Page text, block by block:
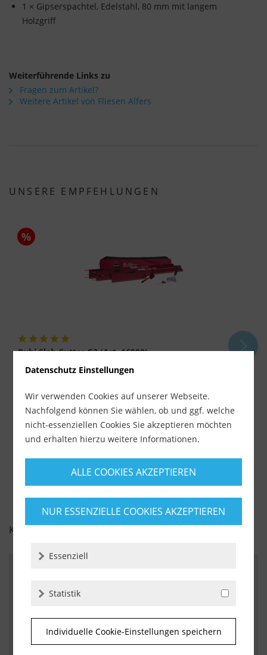
1 × Gipserspachtel, Edelstahl, 80 mm mit langem
Holzgriff
Weiterführende Links zu
Fragen zum Artikel?
Weitere Artikel von Fliesen Alfers
UNSERE EMPFEHLUNGEN
%
Rubi Slab Cutter G3 (Art. 16900)
583,90 €
inkl. MwSt.zzgl. Versandkosten
KUNDENBEWERTUNGEN FÜR
Von:
heiko korth
Datenschutz Einstellungen
Wir verwenden Cookies auf unserer Webseite.
Nachfolgend können Sie wählen, ob und ggf. welche
nicht-essenziellen Cookies Sie akzeptieren möchten
und erhalten hierzu weitere Informationen.
ALLE COOKIES AKZEPTIEREN
NUR ESSENZIELLE COOKIES AKZEPTIEREN
Essenziell
Statistik
Individuelle Cookie-Einstellungen speichern